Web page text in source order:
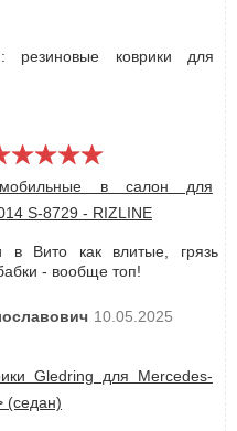
резиновые коврики для
в салон для
S-8729 - RIZLINE
в Вито как влитые, грязь
- вообще топ!
10.05.2025
Gledring для Mercedes-
(седан)